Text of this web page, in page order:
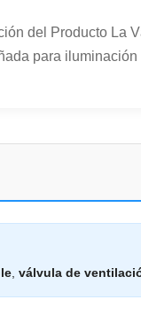
del Producto La
para
válvula de